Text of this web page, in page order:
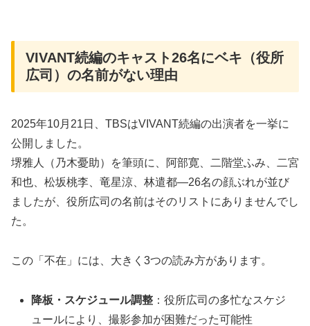
VIVANT続編のキャスト26名にベキ（役所
広司）の名前がない理由
2025年10月21日、TBSはVIVANT続編の出演者を一挙に
公開しました。
堺雅人（乃木憂助）を筆頭に、阿部寛、二階堂ふみ、二宮
和也、松坂桃李、竜星涼、林遣都—26名の顔ぶれが並び
ましたが、役所広司の名前はそのリストにありませんでし
た。
この「不在」には、大きく3つの読み方があります。
降板・スケジュール調整 ：役所広司の多忙なスケジ
ュールにより、撮影参加が困難だった可能性